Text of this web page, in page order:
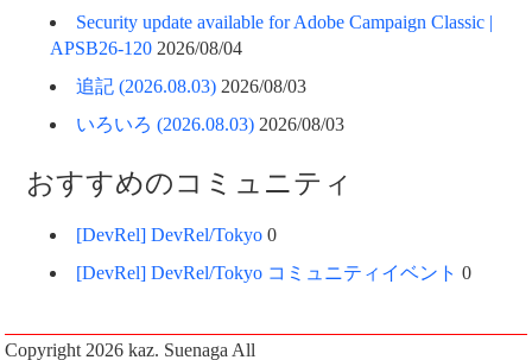
Security update available for Adobe Campaign Classic |
APSB26-120 2026/08/04
追記 (2026.08.03) 2026/08/03
いろいろ (2026.08.03) 2026/08/03
おすすめのコミュニティ
[DevRel] DevRel/Tokyo 0
[DevRel] DevRel/Tokyo コミュニティイベント 0
Copyright 2026 kaz. Suenaga All